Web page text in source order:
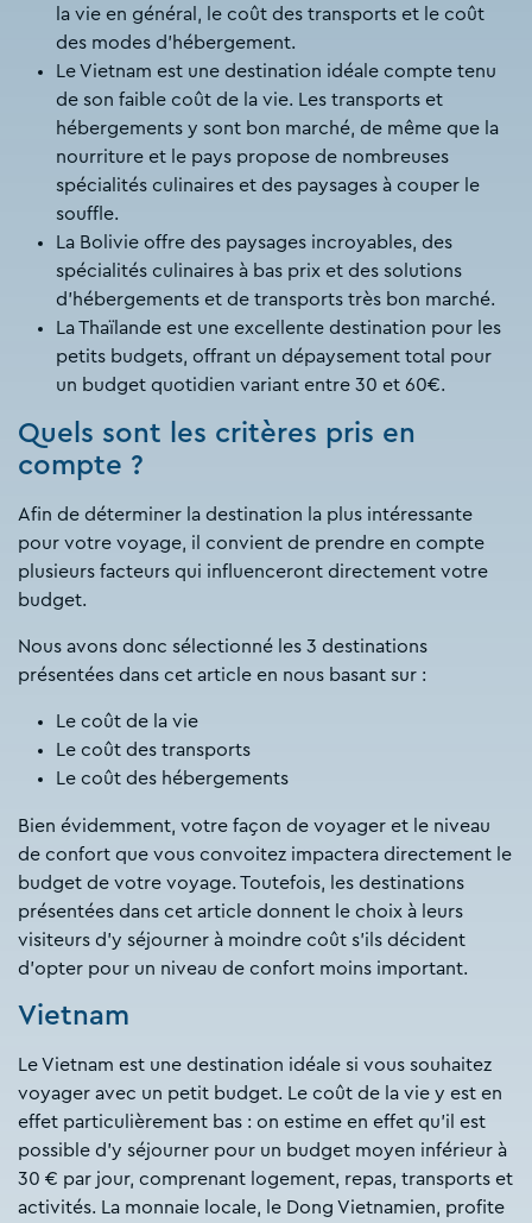
la vie en général, le coût des transports et le coût
des modes d’hébergement.
Le Vietnam est une destination idéale compte tenu
de son faible coût de la vie. Les transports et
hébergements y sont bon marché, de même que la
nourriture et le pays propose de nombreuses
spécialités culinaires et des paysages à couper le
souffle.
La Bolivie offre des paysages incroyables, des
spécialités culinaires à bas prix et des solutions
d'hébergements et de transports très bon marché.
La Thaïlande est une excellente destination pour les
petits budgets, offrant un dépaysement total pour
un budget quotidien variant entre 30 et 60€.
Quels sont les critères pris en
compte ?
Afin de déterminer la destination la plus intéressante
pour votre voyage, il convient de prendre en compte
plusieurs facteurs qui influenceront directement votre
budget.
Nous avons donc sélectionné les 3 destinations
présentées dans cet article en nous basant sur :
Le coût de la vie
Le coût des transports
Le coût des hébergements
Bien évidemment, votre façon de voyager et le niveau
de confort que vous convoitez impactera directement le
budget de votre voyage. Toutefois, les destinations
présentées dans cet article donnent le choix à leurs
visiteurs d’y séjourner à moindre coût s’ils décident
d’opter pour un niveau de confort moins important.
Vietnam
Le Vietnam est une destination idéale si vous souhaitez
voyager avec un petit budget. Le coût de la vie y est en
effet particulièrement bas : on estime en effet qu’il est
possible d’y séjourner pour un budget moyen inférieur à
30 € par jour, comprenant logement, repas, transports et
activités. La monnaie locale, le Dong Vietnamien, profite